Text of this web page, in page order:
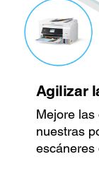
Agilizar
Mejore las
nuestras
escáneres